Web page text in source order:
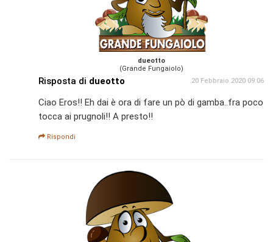
dueotto
(Grande Fungaiolo)
Risposta di dueotto 20 Febbraio 2020 09:06
Ciao Eros!! Eh dai è ora di fare un pò di gamba..fra poco
tocca ai prugnoli!! A presto!!
Rispondi